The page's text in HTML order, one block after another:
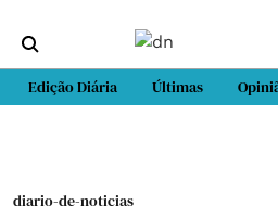
Edição Diária Últimas
diario-de-noticias